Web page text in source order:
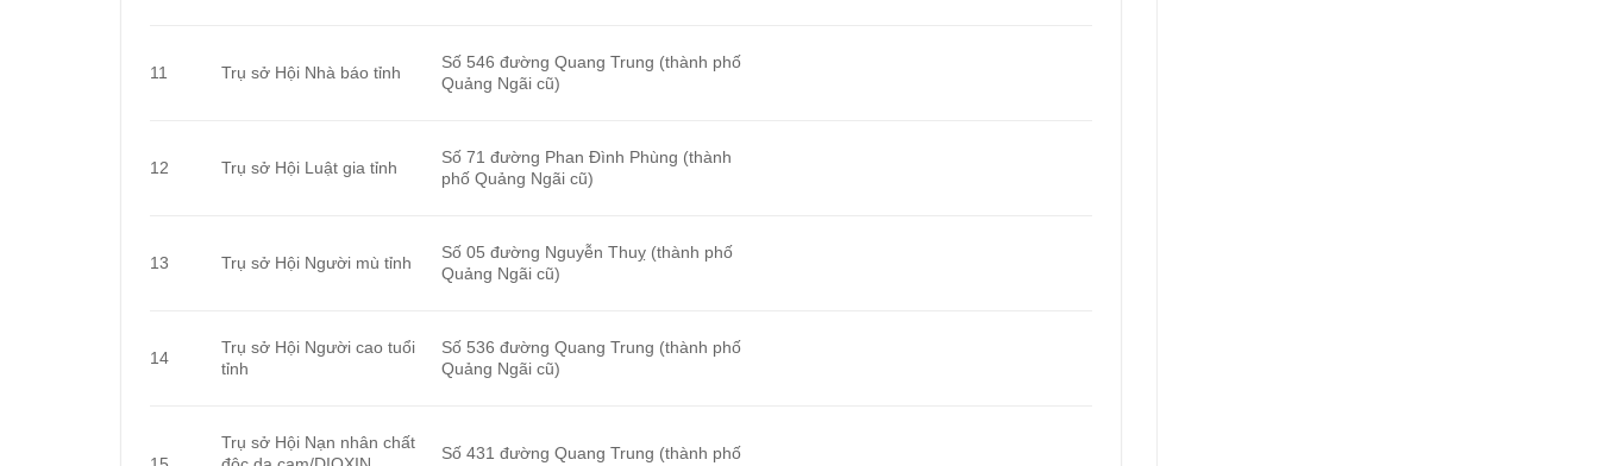
11 Trụ sở Hội Nhà báo tỉnh
Số 546 đường Quang Trung (thành phố
Quảng Ngãi cũ)
12 Trụ sở Hội Luật gia tỉnh
Số 71 đường Phan Đình Phùng (thành
phố Quảng Ngãi cũ)
13 Trụ sở Hội Người mù tỉnh
Số 05 đường Nguyễn Thuỵ (thành phố
Quảng Ngãi cũ)
14
Trụ sở Hội Người cao tuổi
tỉnh
Số 536 đường Quang Trung (thành phố
Quảng Ngãi cũ)
Trụ sở Hội Nạn nhân chất
Số 431 đường Quang Trung (thành phố